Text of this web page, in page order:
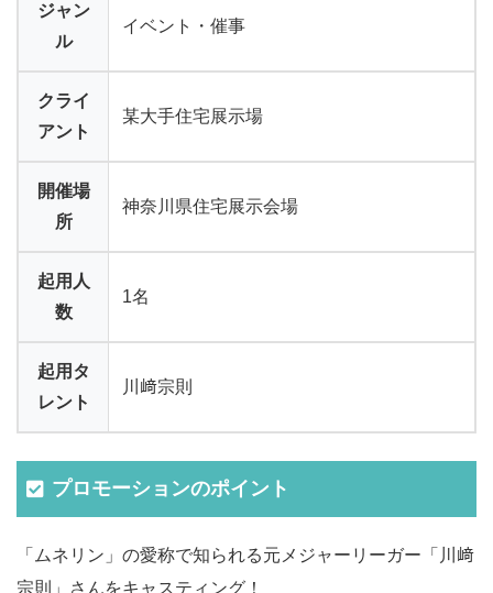
ジャン
ル
イベント・催事
クライ
アント
某大手住宅展示場
開催場
所
神奈川県住宅展示会場
起用人
数
1名
起用タ
レント
川﨑宗則
プロモーションのポイント
「ムネリン」の愛称で知られる元メジャーリーガー「川﨑
宗則」さんをキャスティング！